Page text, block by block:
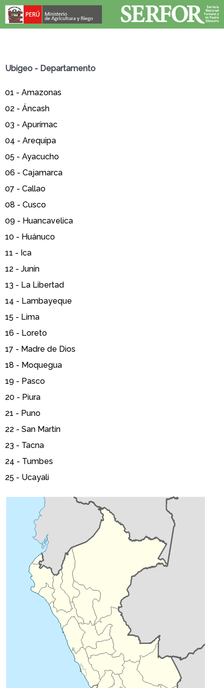
Ubigeo - Departamento
01 - Amazonas
02 - Áncash
03 - Apurímac
04 - Arequipa
05 - Ayacucho
06 - Cajamarca
07 - Callao
08 - Cusco
09 - Huancavelica
10 - Huánuco
11 - Ica
12 - Junín
13 - La Libertad
14 - Lambayeque
15 - Lima
16 - Loreto
17 - Madre de Dios
18 - Moquegua
19 - Pasco
20 - Piura
21 - Puno
22 - San Martín
23 - Tacna
24 - Tumbes
25 - Ucayali